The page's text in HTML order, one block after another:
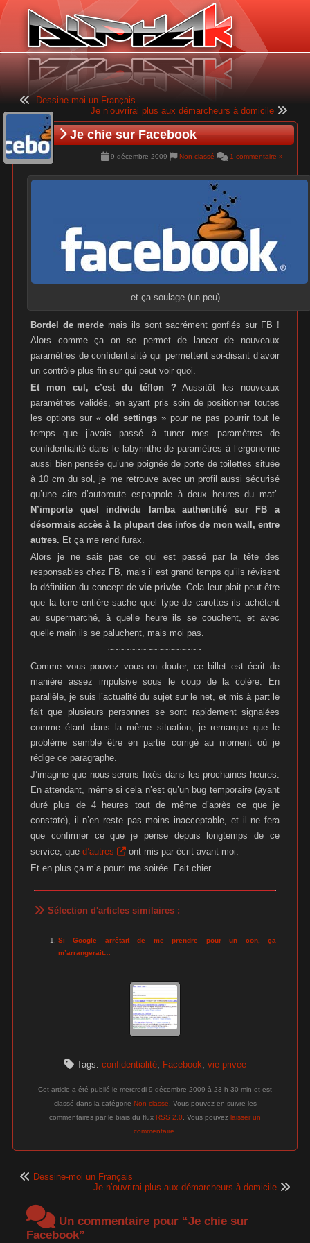
Dessine-moi un Français
Je n’ouvrirai plus aux démarcheurs à domicile
Je chie sur Facebook
9 décembre 2009 Non classé 1 commentaire »
... et ça soulage (un peu)
Bordel de merde mais ils sont sacrément gonflés sur FB !
Alors comme ça on se permet de lancer de nouveaux
paramètres de confidentialité qui permettent soi-disant d’avoir
un contrôle plus fin sur qui peut voir quoi.
Et mon cul, c’est du téflon ? Aussitôt les nouveaux
paramètres validés, en ayant pris soin de positionner toutes
les options sur « old settings » pour ne pas pourrir tout le
temps que j’avais passé à tuner mes paramètres de
confidentialité dans le labyrinthe de paramètres à l’ergonomie
aussi bien pensée qu’une poignée de porte de toilettes située
à 10 cm du sol, je me retrouve avec un profil aussi sécurisé
qu’une aire d’autoroute espagnole à deux heures du mat’.
N’importe quel individu lamba authentifié sur FB a
désormais accès à la plupart des infos de mon wall, entre
autres. Et ça me rend furax.
Alors je ne sais pas ce qui est passé par la tête des
responsables chez FB, mais il est grand temps qu’ils révisent
la définition du concept de vie privée. Cela leur plait peut-être
que la terre entière sache quel type de carottes ils achètent
au supermarché, à quelle heure ils se couchent, et avec
quelle main ils se paluchent, mais moi pas.
~~~~~~~~~~~~~~~~~
Comme vous pouvez vous en douter, ce billet est écrit de
manière assez impulsive sous le coup de la colère. En
parallèle, je suis l’actualité du sujet sur le net, et mis à part le
fait que plusieurs personnes se sont rapidement signalées
comme étant dans la même situation, je remarque que le
problème semble être en partie corrigé au moment où je
rédige ce paragraphe.
J’imagine que nous serons fixés dans les prochaines heures.
En attendant, même si cela n’est qu’un bug temporaire (ayant
duré plus de 4 heures tout de même d’après ce que je
constate), il n’en reste pas moins inacceptable, et il ne fera
que confirmer ce que je pense depuis longtemps de ce
service, que d’autres
ont mis par écrit avant moi.
Et en plus ça m’a pourri ma soirée. Fait chier.
Sélection d'articles similaires :
Si Google arrêtait de me prendre pour un con, ça
m’arrangerait…
Tags: confidentialité, Facebook, vie privée
Cet article a été publié le mercredi 9 décembre 2009 à 23 h 30 min et est
classé dans la catégorie Non classé . Vous pouvez en suivre les
commentaires par le biais du flux RSS 2.0 . Vous pouvez laisser un
commentaire
Dessine-moi un Français
Je n’ouvrirai plus aux démarcheurs à domicile
Un commentaire pour “Je chie sur
Facebook”
Panneau de gestion des cookies